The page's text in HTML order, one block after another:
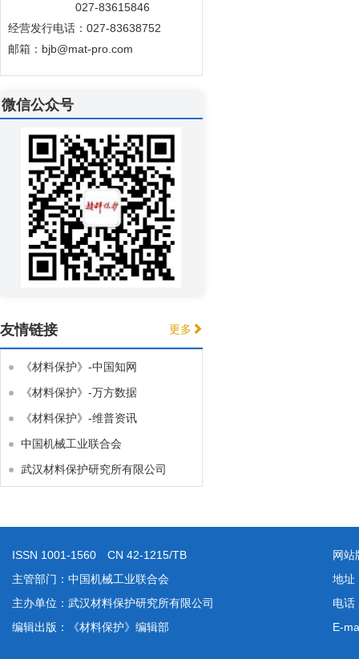
027-83615846
经营发行电话：027-83638752
邮箱：bjb@mat-pro.com
微信公众号
友情链接 更多
《材料保护》-中国知网
《材料保护》-万方数据
《材料保护》-维普资讯
中国机械工业联合会
武汉材料保护研究所有限公司
ISSN 1001-1560 CN 42-1215/TB
主管部门：中国机械工业联合会
主办单位：武汉材料保护研究所有限公司
编辑出版：《材料保护》编辑部
网站
地
电话
E-